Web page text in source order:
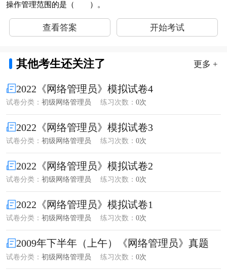
操作管理范围的是（ ）。
查看答案 开始考试
其他考生还关注了 更多 +
2022《网络管理员》模拟试卷4
试卷分类： 初级网络管理员 练习次数： 0次
2022《网络管理员》模拟试卷3
试卷分类： 初级网络管理员 练习次数： 0次
2022《网络管理员》模拟试卷2
试卷分类： 初级网络管理员 练习次数： 0次
2022《网络管理员》模拟试卷1
试卷分类： 初级网络管理员 练习次数： 0次
2009年下半年（上午）《网络管理员》真题
试卷分类： 初级网络管理员 练习次数： 0次